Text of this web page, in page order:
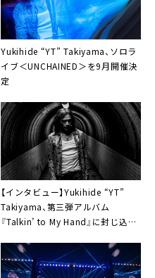
Yukihide “YT” Takiyama、ソロラ
イブ＜UNCHAINED＞を9月開催決
定
【インタビュー】Yukihide “YT”
Takiyama、第三弾アルバム
『Talkin’ to My Hand』に封じ込め
現したいわけではない」